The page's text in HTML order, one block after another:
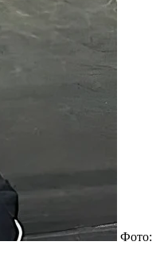
Фото: